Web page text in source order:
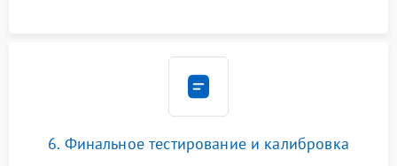
6. Финальное тестирование и калибровка